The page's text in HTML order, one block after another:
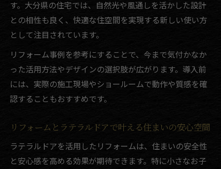
リフォーム補助金を最大限活かすための準
備方法
す。大分県の住宅では、自然光や風通しを活かした設計
との相性も良く、快適な住空間を実現する新しい使い方
として注目されています。
リフォーム事例を参考にすることで、今まで気付かなか
った活用方法やデザインの選択肢が広がります。導入前
には、実際の施工現場やショールームで動作や質感を確
認することもおすすめです。
リフォームとラテラルドアで叶える住まいの安心空間
ラテラルドアを活用したリフォームは、住まいの安全性
と安心感を高める効果が期待できます。特に小さなお子